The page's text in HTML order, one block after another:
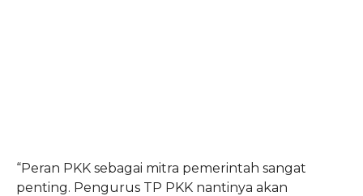
“Peran PKK sebagai mitra pemerintah sangat
penting. Pengurus TP PKK nantinya akan